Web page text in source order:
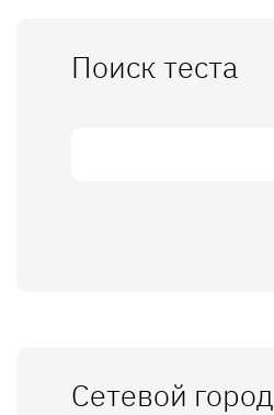
Поиск теста
Сетевой город